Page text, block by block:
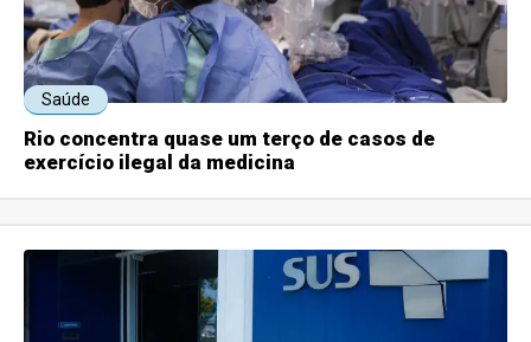
Saúde
Rio concentra quase um terço de casos de
exercício ilegal da medicina